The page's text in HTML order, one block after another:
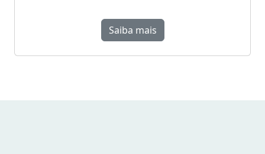
Saiba mais